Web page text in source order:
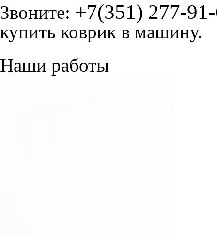
Звоните: +7(351) 277-
купить коврик в машину.
Наши работы